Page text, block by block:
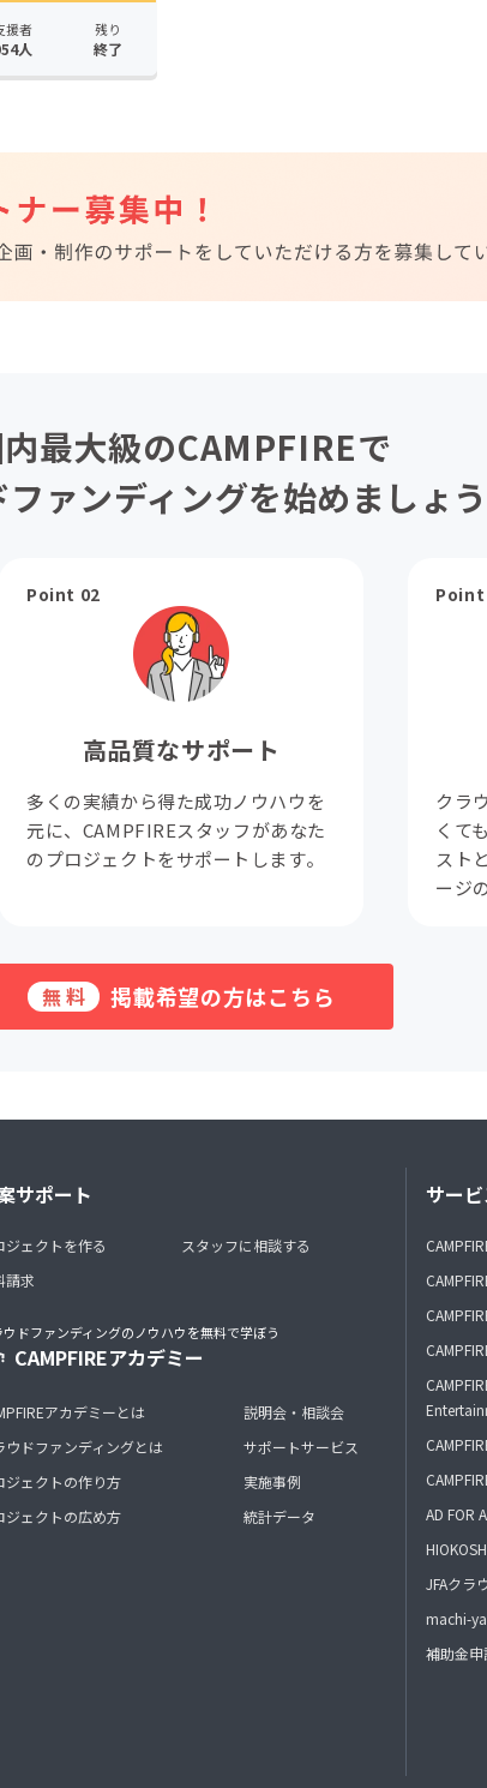
援者
人
残り
終了
最大級のCAMPFIREで
ァンディングを始めましょう
Point 02
高品質なサポート
多くの実績から得た成功ノウハウを
元に、CAMPFIREスタッフがあなた
のプロジェクトをサポートします。
Point
クラ
くて
スト
ージ
無料 掲載希望の方はこちら
サポート
ジェクトを作る
請求
スタッフに相談する
ウドファンディングのノウハウを無料で学ぼう
CAMPFIREアカデミー
アカデミーとは
ウドファンディングとは
ジェクトの作り方
ジェクトの広め方
説明会・相談会
サポートサービス
実施事例
統計データ
サー
AD FOR
JFAクラ
machi-ya
補助金申